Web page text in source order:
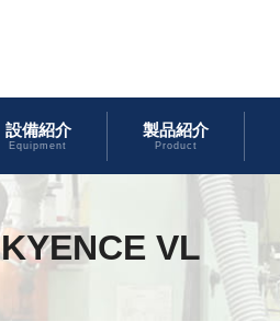
設備紹介
Equipment
製品紹介
Product
KYENCE VL